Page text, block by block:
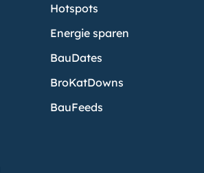
Hotspots
Energie sparen
BauDates
BroKatDowns
BauFeeds